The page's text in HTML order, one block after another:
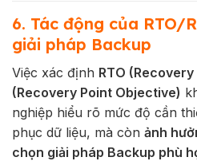
6. Tác động của RTO/
giải pháp Backup
Việc xác định RTO
(Recovery Point Objective)
nghiệp hiểu rõ mức độ cần
phục dữ liệu, mà còn ảnh
chọn giải pháp Backup phù